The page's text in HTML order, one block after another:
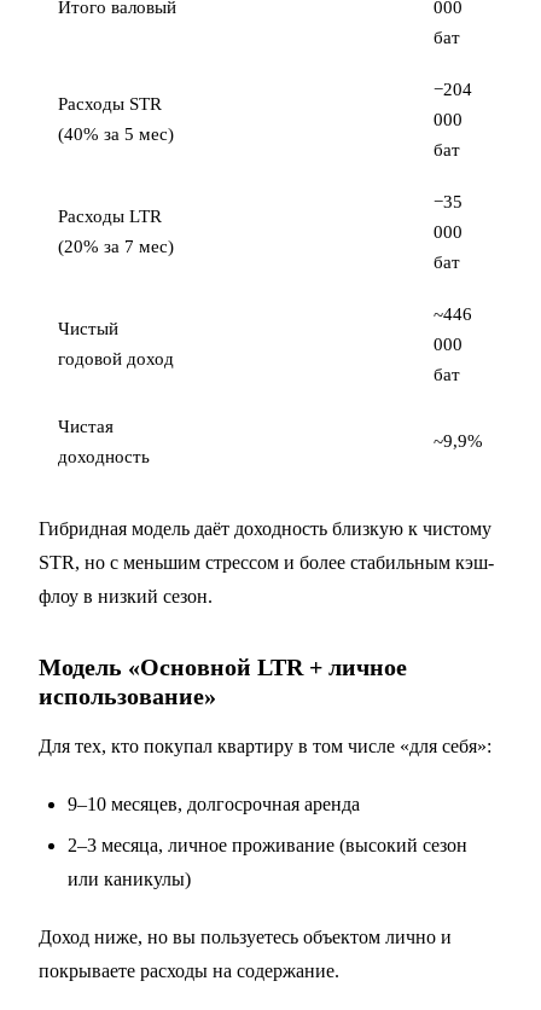
Итого валовый
000
бат
Расходы STR
(40% за 5 мес)
−204
000
бат
Расходы LTR
(20% за 7 мес)
−35
000
бат
Чистый
годовой доход
~446
000
бат
Чистая
доходность
~9,9%
Гибридная модель даёт доходность близкую к чистому
STR, но с меньшим стрессом и более стабильным кэш-
флоу в низкий сезон.
Модель «Основной LTR + личное
использование»
Для тех, кто покупал квартиру в том числе «для себя»:
9–10 месяцев, долгосрочная аренда
2–3 месяца, личное проживание (высокий сезон
или каникулы)
Доход ниже, но вы пользуетесь объектом лично и
покрываете расходы на содержание.